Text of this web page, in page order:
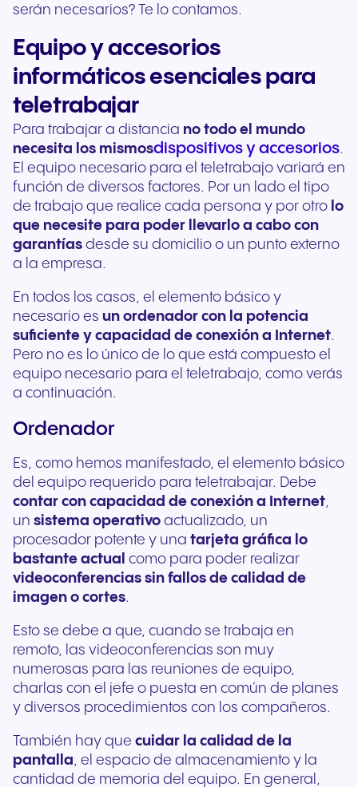
serán necesarios? Te lo contamos.
Equipo y accesorios
informáticos esenciales para
teletrabajar
Para trabajar a distancia no todo el mundo
necesita los mismosdispositivos y accesorios.
El equipo necesario para el teletrabajo variará en
función de diversos factores. Por un lado el tipo
de trabajo que realice cada persona y por otro lo
que necesite para poder llevarlo a cabo con
garantías desde su domicilio o un punto externo
a la empresa.
En todos los casos, el elemento básico y
necesario es un ordenador con la potencia
suficiente y capacidad de conexión a Internet.
Pero no es lo único de lo que está compuesto el
equipo necesario para el teletrabajo, como verás
a continuación.
Ordenador
Es, como hemos manifestado, el elemento básico
del equipo requerido para teletrabajar. Debe
contar con capacidad de conexión a Internet,
un sistema operativo actualizado, un
procesador potente y una tarjeta gráfica lo
bastante actual como para poder realizar
videoconferencias sin fallos de calidad de
imagen o cortes.
Esto se debe a que, cuando se trabaja en
remoto, las videoconferencias son muy
numerosas para las reuniones de equipo,
charlas con el jefe o puesta en común de planes
y diversos procedimientos con los compañeros.
También hay que cuidar la calidad de la
pantalla, el espacio de almacenamiento y la
cantidad de memoria del equipo. En general,